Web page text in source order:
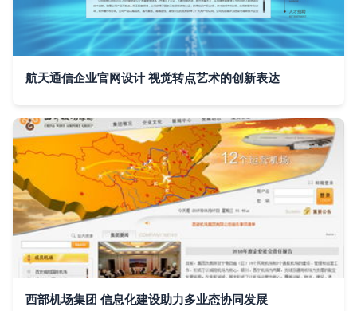
航天通信企业官网设计 视觉转点艺术的创新表达
西部机场集团 信息化建设助力多业态协同发展